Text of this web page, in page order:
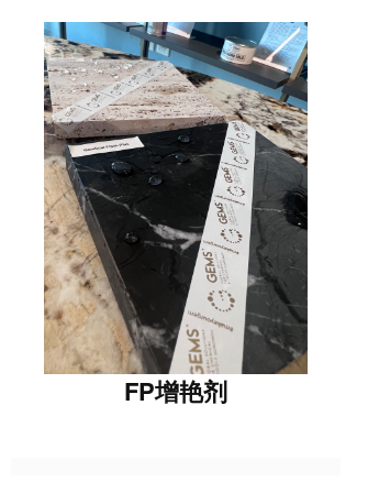
FP增艳剂